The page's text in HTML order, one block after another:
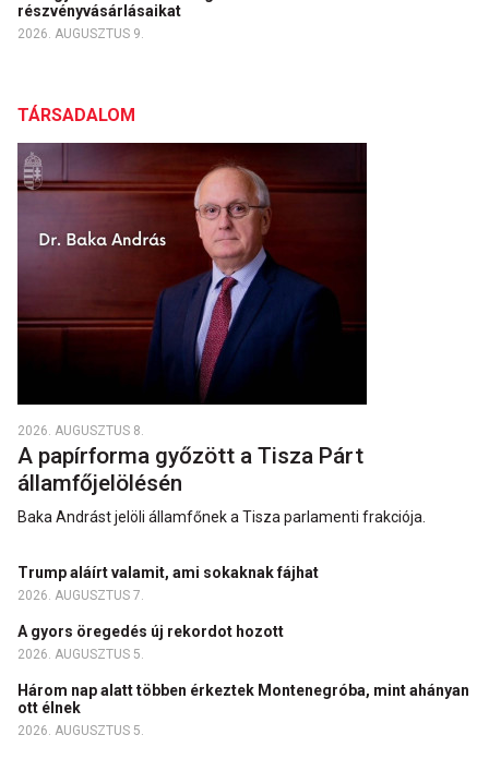
részvényvásárlásaikat
2026. AUGUSZTUS 9.
TÁRSADALOM
2026. AUGUSZTUS 8.
A papírforma győzött a Tisza Párt
államfőjelölésén
Baka Andrást jelöli államfőnek a Tisza parlamenti frakciója.
Trump aláírt valamit, ami sokaknak fájhat
2026. AUGUSZTUS 7.
A gyors öregedés új rekordot hozott
2026. AUGUSZTUS 5.
Három nap alatt többen érkeztek Montenegróba, mint ahányan
ott élnek
2026. AUGUSZTUS 5.